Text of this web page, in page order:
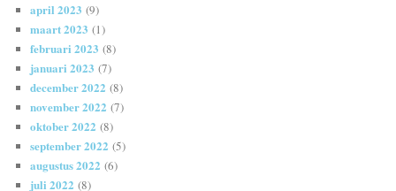
april 2023 (9)
maart 2023 (1)
februari 2023 (8)
januari 2023 (7)
december 2022 (8)
november 2022 (7)
oktober 2022 (8)
september 2022 (5)
augustus 2022 (6)
juli 2022 (8)